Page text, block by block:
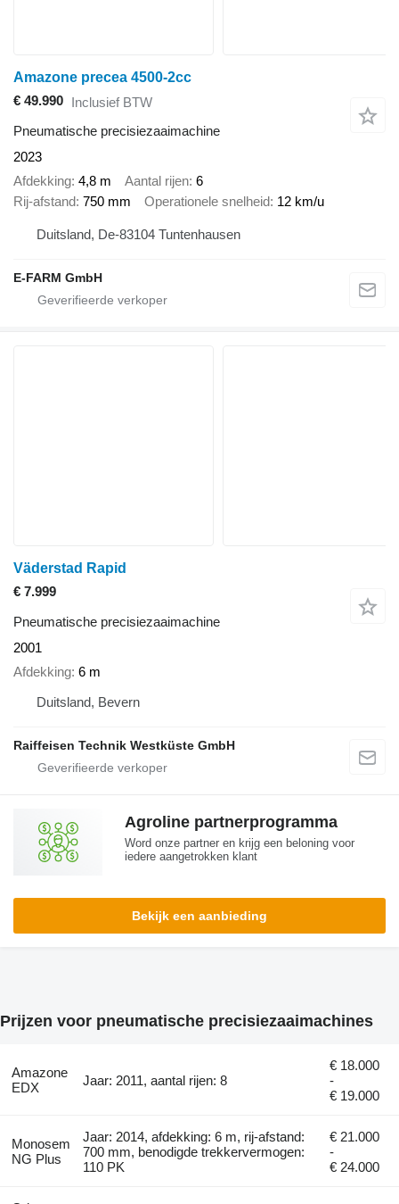
Amazone precea 4500-2cc
€ 49.990 Inclusief BTW
Pneumatische precisiezaaimachine
2023
Afdekking 4,8 m Aantal rijen 6
Rij-afstand 750 mm Operationele snelheid 12 km/u
Duitsland, De-83104 Tuntenhausen
E-FARM GmbH
Väderstad Rapid
€ 7.999
Pneumatische precisiezaaimachine
2001
Afdekking 6 m
Duitsland, Bevern
Raiffeisen Technik Westküste GmbH
Agroline partnerprogramma
Word onze partner en krijg een beloning voor
iedere aangetrokken klant
Bekijk een aanbieding
Prijzen voor pneumatische precisiezaaimachines
Amazone
EDX
Jaar: 2011, aantal rijen: 8
€ 18.000
-
€ 19.000
Monosem
NG Plus
Jaar: 2014, afdekking: 6 m, rij-afstand:
700 mm, benodigde trekkervermogen:
110 PK
€ 21.000
-
€ 24.000